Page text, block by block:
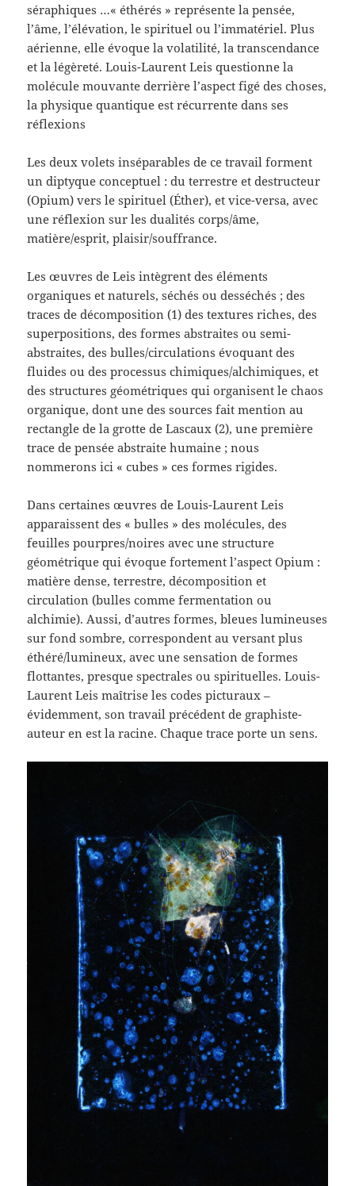
séraphiques …« éthérés » représente la pensée,
l’âme, l’élévation, le spirituel ou l’immatériel. Plus
aérienne, elle évoque la volatilité, la transcendance
et la légèreté. Louis-Laurent Leis questionne la
molécule mouvante derrière l’aspect figé des choses,
la physique quantique est récurrente dans ses
réflexions
Les deux volets inséparables de ce travail forment
un diptyque conceptuel : du terrestre et destructeur
(Opium) vers le spirituel (Éther), et vice-versa, avec
une réflexion sur les dualités corps/âme,
matière/esprit, plaisir/souffrance.
Les œuvres de Leis intègrent des éléments
organiques et naturels, séchés ou desséchés ; des
traces de décomposition (1) des textures riches, des
superpositions, des formes abstraites ou semi-
abstraites, des bulles/circulations évoquant des
fluides ou des processus chimiques/alchimiques, et
des structures géométriques qui organisent le chaos
organique, dont une des sources fait mention au
rectangle de la grotte de Lascaux (2), une première
trace de pensée abstraite humaine ; nous
nommerons ici « cubes » ces formes rigides.
Dans certaines œuvres de Louis-Laurent Leis
apparaissent des « bulles » des molécules, des
feuilles pourpres/noires avec une structure
géométrique qui évoque fortement l’aspect Opium :
matière dense, terrestre, décomposition et
circulation (bulles comme fermentation ou
alchimie). Aussi, d’autres formes, bleues lumineuses
sur fond sombre, correspondent au versant plus
éthéré/lumineux, avec une sensation de formes
flottantes, presque spectrales ou spirituelles. Louis-
Laurent Leis maîtrise les codes picturaux –
évidemment, son travail précédent de graphiste-
auteur en est la racine. Chaque trace porte un sens.